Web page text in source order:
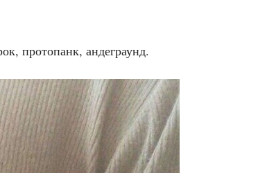
про­то­панк, андеграунд.